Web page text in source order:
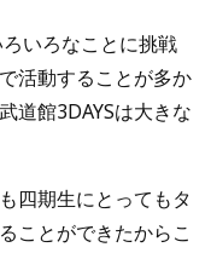
いろなことに挑戦
活動することが多か
道館3DAYSは大きな
四期生にとってもタ
ことができたからこ